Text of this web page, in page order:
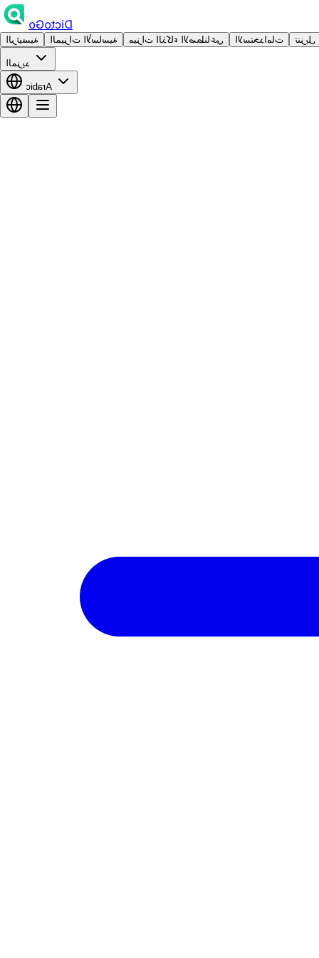
DictoGo
الرئيسية الميزات الأساسية ميزات الذكاء الاصطناعي الاستخدامات تنزيل
المزيد